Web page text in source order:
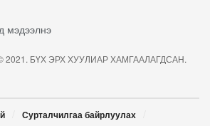
БҮХ ЭРХ ХУУЛИАР ХАМГААЛАГДСАН.
Сурталчилгаа байрлуулах